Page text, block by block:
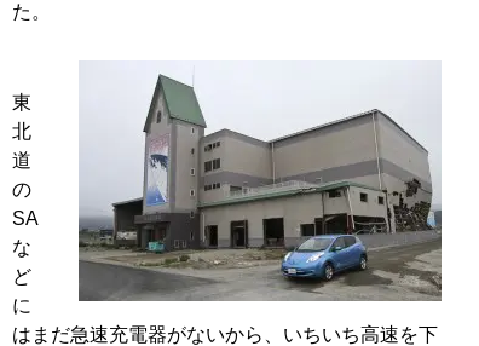
た。
東
北
道
の
SA
な
ど
に
はまだ急速充電器がないから、いちいち高速を下